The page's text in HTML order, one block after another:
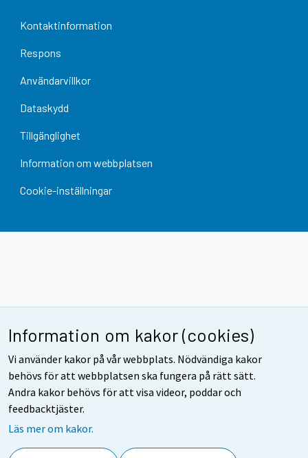
Information om kakor (cookies)
Vi använder kakor på vår webbplats. Nödvändiga kakor
behövs för att webbplatsen ska fungera på rätt sätt.
Andra kakor behövs för att visa videor, poddar och
feedbacktjäster.
Läs mer om kakor.
Kontaktinformation
Respons
Användarvillkor
Dataskydd
Tillgänglighet
Information om webbplatsen
Cookie-inställningar